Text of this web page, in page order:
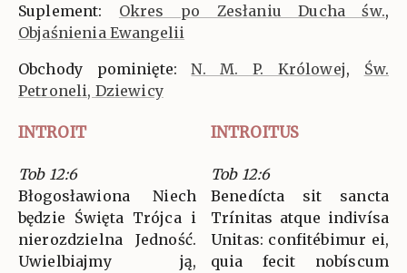
Suplement: Okres po Zesłaniu Ducha św.,
Objaśnienia Ewangelii
Obchody pominięte:N. M. P. Królowej, Św.
Petroneli, Dziewicy
INTROIT INTROITUS
Tob 12:6
Błogosławiona Niech
będzie Święta Trójca i
nierozdzielna Jedność.
Uwielbiajmy ją,
Tob 12:6
Benedícta sit sancta
Trínitas atque indivísa
Unitas: confitébimur ei,
quia fecit nobíscum